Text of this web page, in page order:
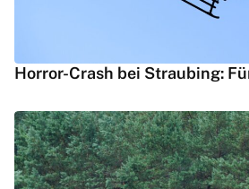
Horror-Crash bei Straubing: